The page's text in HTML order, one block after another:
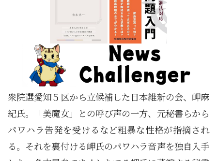
衆院選愛知５区から立候補した日本維新の会、岬麻
紀氏。「美魔女」との呼び声の一方、元秘書らから
パワハラ告発を受けるなど粗暴な性格が指摘され
る。それを裏付ける岬氏のパワハラ音声を独自入手